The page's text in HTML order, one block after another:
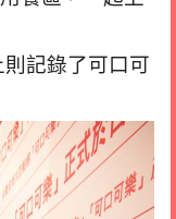
記錄了可口可